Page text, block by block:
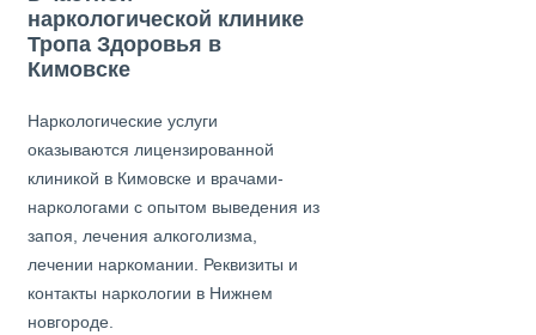
наркологической клинике
Тропа Здоровья в
Кимовске
Наркологические услуги
оказываются лицензированной
клиникой в Кимовске и врачами-
наркологами с опытом выведения из
запоя, лечения алкоголизма,
лечении наркомании. Реквизиты и
контакты наркологии в Нижнем
новгороде.